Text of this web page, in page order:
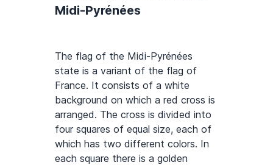
Midi-Pyrénées
The flag of the Midi-Pyrénées
state is a variant of the flag of
France. It consists of a white
background on which a red cross is
arranged. The cross is divided into
four squares of equal size, each of
which has two different colors. In
each square there is a golden